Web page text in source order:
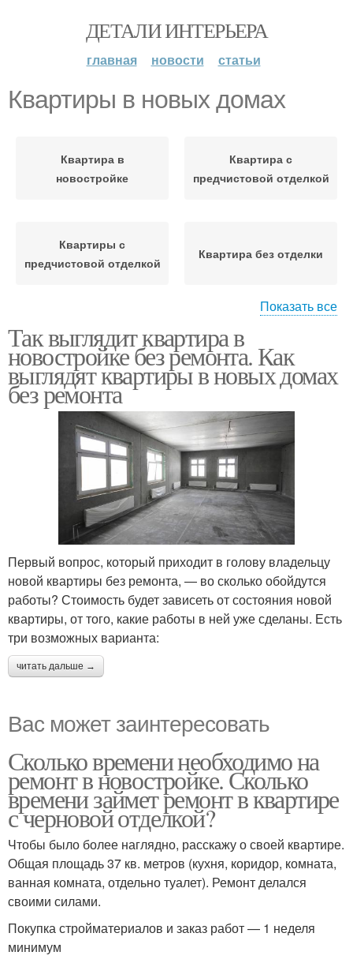
ДЕТАЛИ ИНТЕРЬЕРА
главная новости статьи
Квартиры в новых домах
Квартира в
новостройке
Квартира с
предчистовой отделкой
Квартиры с
предчистовой отделкой
Квартира без отделки
Дом без отделки Квартира с черновой
Показать все
Так выглядит квартира в
новостройке без ремонта. Как
выглядят квартиры в новых домах
без ремонта
Первый вопрос, который приходит в голову владельцу
новой квартиры без ремонта, — во сколько обойдутся
работы? Стоимость будет зависеть от состояния новой
квартиры, от того, какие работы в ней уже сделаны. Есть
три возможных варианта:
читать дальше →
Вас может заинтересовать
Сколько времени необходимо на
ремонт в новостройке. Сколько
времени займет ремонт в квартире
с черновой отделкой?
Чтобы было более наглядно, расскажу о своей квартире.
Общая площадь 37 кв. метров (кухня, коридор, комната,
ванная комната, отдельно туалет). Ремонт делался
своими силами.
Покупка стройматериалов и заказ работ — 1 неделя
минимум